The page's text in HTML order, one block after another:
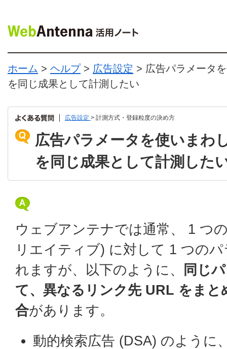
ホーム > ヘルプ> 広告設定 > 広告パラメータ
を同じ成果として計測したい
広告設定 > 計測方式・登録粒度の決め方
広告パラメータを使いまわ
を同じ成果として計測した
ウェブアンテナでは通常、 1 つ
リエイティブ) に対して 1 つの
れますが、以下のように、
同じ
て、異なるリンク先 URL をまと
合があります。
動的検索広告 (DSA) のように